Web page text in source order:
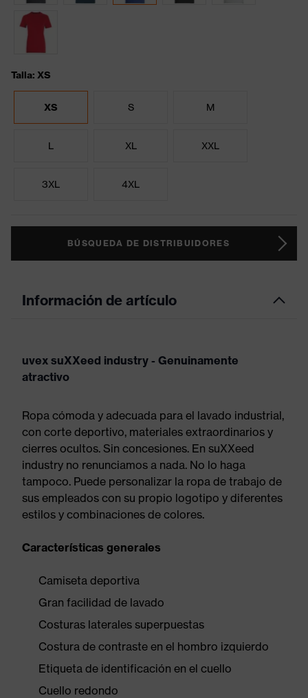
Talla: XS
XS S M
L XL XXL
3XL 4XL
BÚSQUEDA DE DISTRIBUIDORES
Información de artículo
uvex suXXeed industry - Genuinamente
atractivo
Ropa cómoda y adecuada para el lavado industrial,
con corte deportivo, materiales extraordinarios y
cierres ocultos. Sin concesiones. En suXXeed
industry no renunciamos a nada. No lo haga
tampoco. Puede personalizar la ropa de trabajo de
sus empleados con su propio logotipo y diferentes
estilos y combinaciones de colores.
Características generales
Camiseta deportiva
Gran facilidad de lavado
Costuras laterales superpuestas
Costura de contraste en el hombro izquierdo
Etiqueta de identificación en el cuello
Cuello redondo